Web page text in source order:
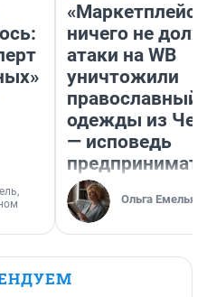
«Маркетплейс
ничего не
атаки на WB
уничтожили
православный
одежды из
— исповедь
Ольга